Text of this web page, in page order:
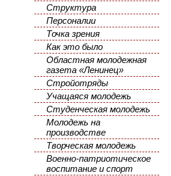
Структура
Персоналии
Точка зрения
Как это было
Областная молодежная
газета «Ленинец»
Стройотряды
Учащаяся молодежь
Студенческая молодежь
Молодежь на
производстве
Творческая молодежь
Военно-патриотическое
воспитание и спорт